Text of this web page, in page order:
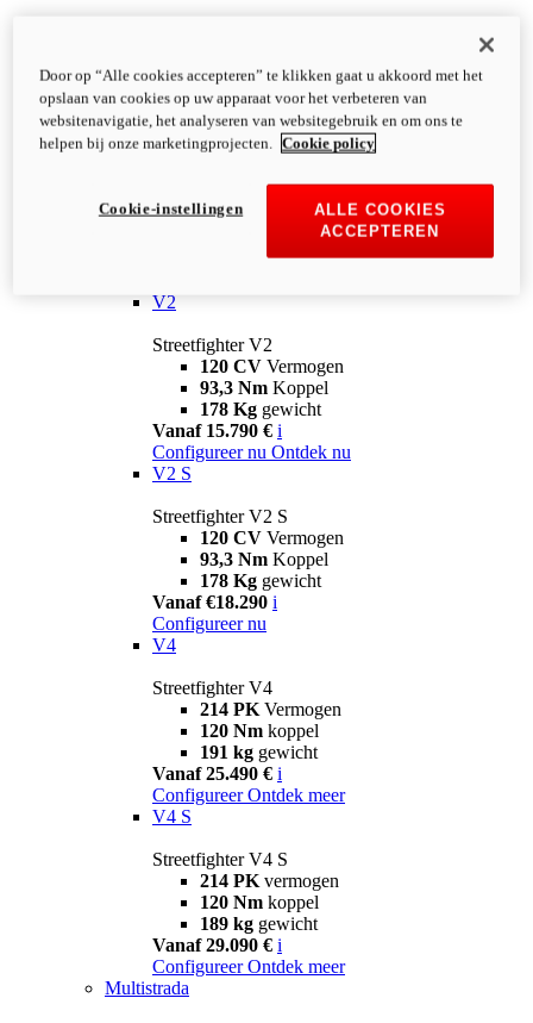
V2
Streetfighter V2
120 CV Vermogen
93,3 Nm Koppel
178 Kg gewicht
Vanaf 15.790 € i
Configureer nu Ontdek nu
V2 S
Streetfighter V2 S
120 CV Vermogen
93,3 Nm Koppel
178 Kg gewicht
Vanaf €18.290 i
Configureer nu
V4
Streetfighter V4
214 PK Vermogen
120 Nm koppel
191 kg gewicht
Vanaf 25.490 € i
Configureer Ontdek meer
V4 S
Streetfighter V4 S
214 PK vermogen
120 Nm koppel
189 kg gewicht
Vanaf 29.090 € i
Configureer Ontdek meer
Multistrada
Door op “Alle cookies accepteren” te klikken gaat u akkoord met het
opslaan van cookies op uw apparaat voor het verbeteren van
websitenavigatie, het analyseren van websitegebruik en om ons te
helpen bij onze marketingprojecten.
Cookie policy
ALLE COOKIES
ACCEPTEREN
Cookie-instellingen